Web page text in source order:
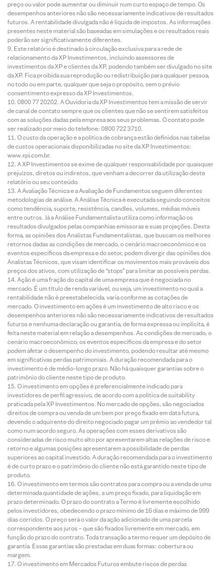
preço ou valor pode aumentar ou diminuir num curto espaço de tempo. Os
desempenhos anteriores não são necessariamente indicativos de resultados
futuros. A rentabilidade divulgada não é líquida de impostos. As informações
presentes neste material são baseadas em simulações e os resultados reais
poderão ser significativamente diferentes.
Este relatório é destinado à circulação exclusiva para a rede de
relacionamento da XP Investimentos, incluindo assessores de
investimentos da XP e clientes da XP, podendo também ser divulgado no site
da XP. Fica proibida sua reprodução ou redistribuição para qualquer pessoa,
no todo ou em parte, qualquer que seja o propósito, sem o prévio
consentimento expresso da XP Investimentos.
0800 77 20202. A Ouvidoria da XP Investimentos tem a missão de servir
de canal de contato sempre que os clientes que não se sentirem satisfeitos
com as soluções dadas pela empresa aos seus problemas. O contato pode
ser realizado por meio do telefone: 0800 722 3710.
O custo da operação e a política de cobrança estão definidos nas tabelas
de custos operacionais disponibilizadas no site da XP Investimentos:
www.xpi.com.br.
A XP Investimentos se exime de qualquer responsabilidade por quaisquer
prejuízos, diretos ou indiretos, que venham a decorrer da utilização deste
relatório ou seu conteúdo.
A Avaliação Técnica e a Avaliação de Fundamentos seguem diferentes
metodologias de análise. A Análise Técnica é executada seguindo conceitos
como tendência, suporte, resistência, candles, volumes, médias móveis
entre outros. Já a Análise Fundamentalista utiliza como informação os
resultados divulgados pelas companhias emissoras e suas projeções. Desta
forma, as opiniões dos Analistas Fundamentalistas, que buscam os melhores
retornos dadas as condições de mercado, o cenário macroeconômico e os
eventos específicos da empresa e do setor, podem divergir das opiniões dos
Analistas Técnicos, que visam identificar os movimentos mais prováveis dos
preços dos ativos, com utilização de “stops” para limitar as possíveis perdas.
Ação é uma fração do capital de uma empresa que é negociada no
mercado. É um título de renda variável, ou seja, um investimento no qual a
rentabilidade não é preestabelecida, varia conforme as cotações de
mercado. O investimento em ações é um investimento de alto risco e os
desempenhos anteriores não são necessariamente indicativos de resultados
futuros e nenhuma declaração ou garantia, de forma expressa ou implícita, é
feita neste material em relação a desempenhos. As condições de mercado, o
cenário macroeconômico, os eventos específicos da empresa e do setor
podem afetar o desempenho do investimento, podendo resultar até mesmo
em significativas perdas patrimoniais. A duração recomendada para o
investimento é de médio-longo prazo. Não há quaisquer garantias sobre o
patrimônio do cliente neste tipo de produto.
O investimento em opções é preferencialmente indicado para
investidores de perfil agressivo, de acordo com a política de suitability
praticada pela XP Investimentos. No mercado de opções, são negociados
direitos de compra ou venda de um bem por preço fixado em data futura,
devendo o adquirente do direito negociado pagar um prêmio ao vendedor tal
como num acordo seguro. As operações com esses derivativos são
consideradas de risco muito alto por apresentarem altas relações de risco e
retorno e algumas posições apresentarem a possibilidade de perdas
superiores ao capital investido. A duração recomendada para o investimento
é de curto prazo e o patrimônio do cliente não está garantido neste tipo de
produto.
O investimento em termos são contratos para compra ou a venda de uma
determinada quantidade de ações, a um preço fixado, para liquidação em
prazo determinado. O prazo do contrato a Termo é livremente escolhido
pelos investidores, obedecendo o prazo mínimo de 16 dias e máximo de 999
dias corridos. O preço será o valor da ação adicionado de uma parcela
correspondente aos juros – que são fixados livremente em mercado, em
função do prazo do contrato. Toda transação a termo requer um depósito de
garantia. Essas garantias são prestadas em duas formas: cobertura ou
margem.
O investimento em Mercados Futuros embute riscos de perdas